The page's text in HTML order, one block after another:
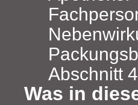
Abschnitt
Was in